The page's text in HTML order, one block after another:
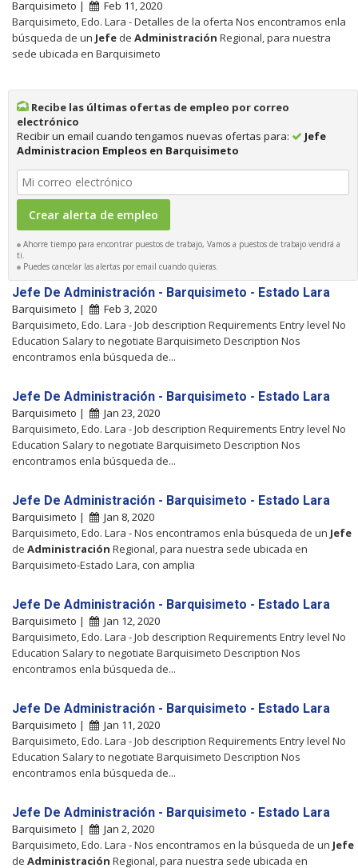
Barquisimeto |
Feb 11, 2020
Barquisimeto, Edo. Lara - Detalles de la oferta Nos encontramos enla
búsqueda de un Jefe de Administración Regional, para nuestra
sede ubicada en Barquisimeto
Recibe las últimas ofertas de empleo por correo
electrónico
Recibir un email cuando tengamos nuevas ofertas para:
Jefe
Administracion Empleos en Barquisimeto
Ahorre tiempo para encontrar puestos de trabajo, Vamos a puestos de trabajo vendrá a
ti.
Puedes cancelar las alertas por email cuando quieras.
Jefe De Administración - Barquisimeto - Estado Lara
Barquisimeto |
Feb 3, 2020
Barquisimeto, Edo. Lara - Job description Requirements Entry level No
Education Salary to negotiate Barquisimeto Description Nos
encontramos enla búsqueda de...
Jefe De Administración - Barquisimeto - Estado Lara
Barquisimeto |
Jan 23, 2020
Barquisimeto, Edo. Lara - Job description Requirements Entry level No
Education Salary to negotiate Barquisimeto Description Nos
encontramos enla búsqueda de...
Jefe De Administración - Barquisimeto - Estado Lara
Barquisimeto |
Jan 8, 2020
Barquisimeto, Edo. Lara - Nos encontramos enla búsqueda de un Jefe
de Administración Regional, para nuestra sede ubicada en
Barquisimeto-Estado Lara, con amplia
Jefe De Administración - Barquisimeto - Estado Lara
Barquisimeto |
Jan 12, 2020
Barquisimeto, Edo. Lara - Job description Requirements Entry level No
Education Salary to negotiate Barquisimeto Description Nos
encontramos enla búsqueda de...
Jefe De Administración - Barquisimeto - Estado Lara
Barquisimeto |
Jan 11, 2020
Barquisimeto, Edo. Lara - Job description Requirements Entry level No
Education Salary to negotiate Barquisimeto Description Nos
encontramos enla búsqueda de...
Jefe De Administración - Barquisimeto - Estado Lara
Barquisimeto |
Jan 2, 2020
Barquisimeto, Edo. Lara - Nos encontramos en la búsqueda de un Jefe
de Administración Regional, para nuestra sede ubicada en